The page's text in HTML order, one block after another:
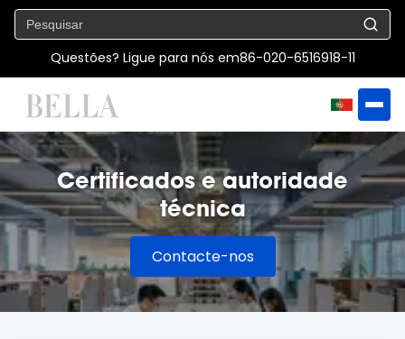
Questões? Ligue para nós em86-020-6516918-11
Certificados e autoridade
técnica
Contacte-nos